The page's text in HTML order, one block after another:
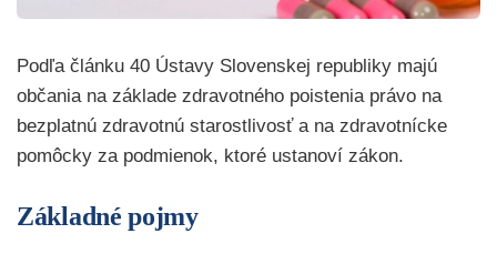
Podľa článku 40 Ústavy Slovenskej republiky majú
občania na základe zdravotného poistenia právo na
bezplatnú zdravotnú starostlivosť a na zdravotnícke
pomôcky za podmienok, ktoré ustanoví zákon.
Základné pojmy